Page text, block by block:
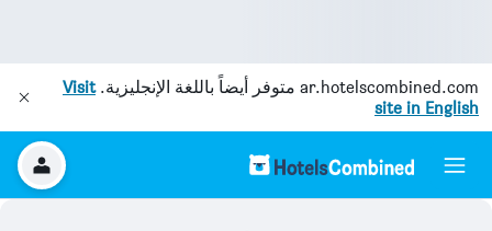
ar.hotelscombined.com متوفر أيضاً باللغة الإنجليزية.Visit
site in English